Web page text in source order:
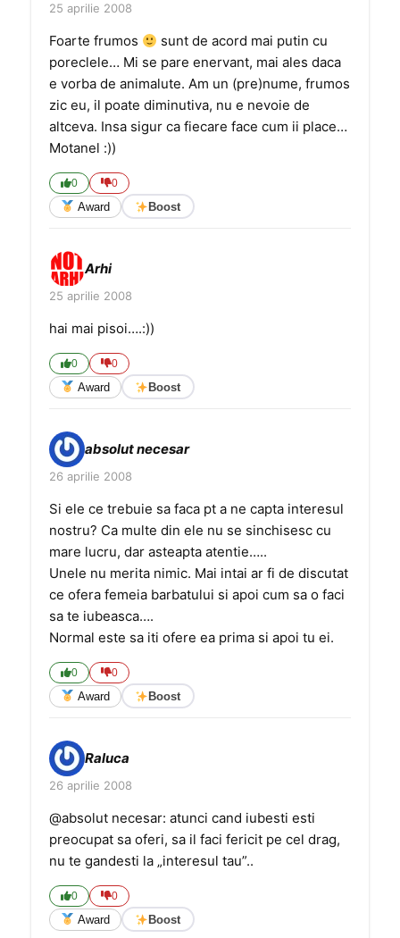
25 aprilie 2008
Foarte frumos
sunt de acord mai putin cu
poreclele… Mi se pare enervant, mai ales daca
e vorba de animalute. Am un (pre)nume, frumos
zic eu, il poate diminutiva, nu e nevoie de
altceva. Insa sigur ca fiecare face cum ii place…
Motanel :))
0 0
Award Boost
Arhi
25 aprilie 2008
hai mai pisoi….:))
0 0
Award Boost
absolut necesar
26 aprilie 2008
Si ele ce trebuie sa faca pt a ne capta interesul
nostru? Ca multe din ele nu se sinchisesc cu
mare lucru, dar asteapta atentie…..
Unele nu merita nimic. Mai intai ar fi de discutat
ce ofera femeia barbatului si apoi cum sa o faci
sa te iubeasca….
Normal este sa iti ofere ea prima si apoi tu ei.
0 0
Award Boost
Raluca
26 aprilie 2008
@absolut necesar: atunci cand iubesti esti
preocupat sa oferi, sa il faci fericit pe cel drag,
nu te gandesti la „interesul tau”..
0 0
Award Boost